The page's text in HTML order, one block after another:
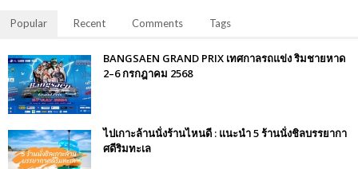
Popular Recent Comments Tags
BANGSAEN GRAND PRIX เทศกาลรถแข่ง ริมชายหาด
2–6 กรกฎาคม 2568
ไปเกาะล้านนั่งร้านไหนดี : แนะนำ 5 ร้านนั่งชิลบรรยากา
ศดีริมทะเล